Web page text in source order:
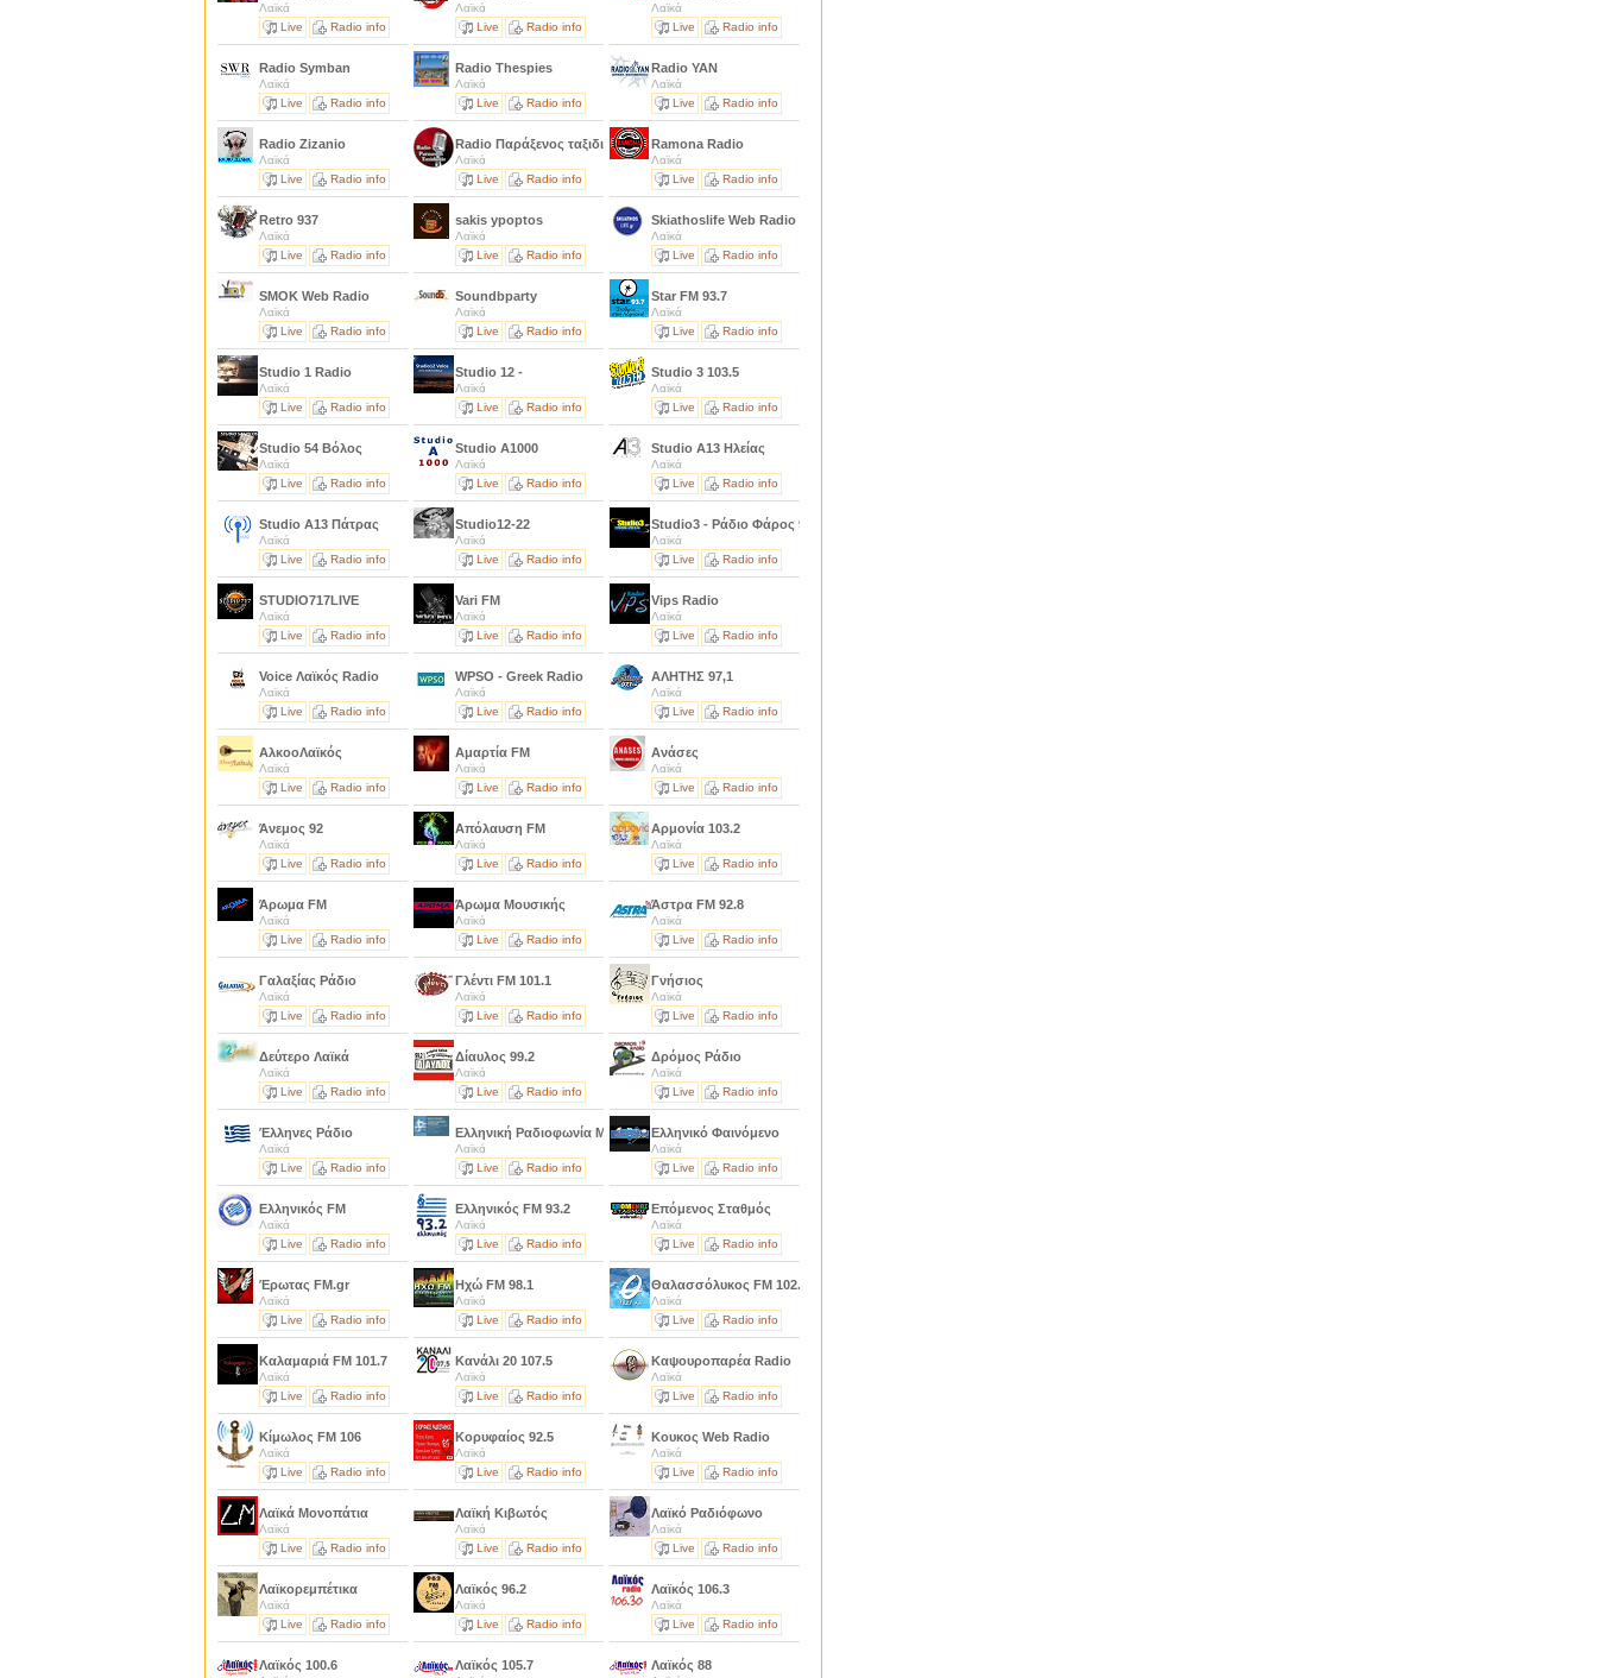
Λαϊκά
Live
Radio info
Λαϊκά
Live
Radio info
Λαϊκά
Live
Radio info
Radio Symban
Λαϊκά
Live
Radio info
Radio Thespies
Λαϊκά
Live
Radio info
Radio YAN
Λαϊκά
Live
Radio info
Radio Zizanio
Λαϊκά
Live
Radio info
Radio Παράξενος ταξιδιώτης
Λαϊκά
Live
Radio info
Ramona Radio
Λαϊκά
Live
Radio info
Retro 937
Λαϊκά
Live
Radio info
sakis ypoptos
Λαϊκά
Live
Radio info
Skiathoslife Web Radio
Λαϊκά
Live
Radio info
SMOK Web Radio
Λαϊκά
Live
Radio info
Soundbparty
Λαϊκά
Live
Radio info
Star FM 93.7
Λαϊκά
Live
Radio info
Studio 1 Radio
Λαϊκά
Live
Radio info
Studio 12 -
Λαϊκά
Live
Radio info
Studio 3 103.5
Λαϊκά
Live
Radio info
Studio 54 Βόλος
Λαϊκά
Live
Radio info
Studio A1000
Λαϊκά
Live
Radio info
Studio A13 Ηλείας
Λαϊκά
Live
Radio info
Studio A13 Πάτρας
Λαϊκά
Live
Radio info
Studio12-22
Λαϊκά
Live
Radio info
Studio3 - Ράδιο Φάρος 92.7
Λαϊκά
Live
Radio info
STUDIO717LIVE
Λαϊκά
Live
Radio info
Vari FM
Λαϊκά
Live
Radio info
Vips Radio
Λαϊκά
Live
Radio info
Voice Λαϊκός Radio
Λαϊκά
Live
Radio info
WPSO - Greek Radio
Λαϊκά
Live
Radio info
ΑΛΗΤΗΣ 97,1
Λαϊκά
Live
Radio info
ΑλκοοΛαϊκός
Λαϊκά
Live
Radio info
Αμαρτία FM
Λαϊκά
Live
Radio info
Ανάσες
Λαϊκά
Live
Radio info
Άνεμος 92
Λαϊκά
Live
Radio info
Απόλαυση FM
Λαϊκά
Live
Radio info
Αρμονία 103.2
Λαϊκά
Live
Radio info
Άρωμα FM
Λαϊκά
Live
Radio info
Άρωμα Μουσικής
Λαϊκά
Live
Radio info
Άστρα FM 92.8
Λαϊκά
Live
Radio info
Γαλαξίας Ράδιο
Λαϊκά
Live
Radio info
Γλέντι FM 101.1
Λαϊκά
Live
Radio info
Γνήσιος
Λαϊκά
Live
Radio info
Δεύτερο Λαϊκά
Λαϊκά
Live
Radio info
Δίαυλος 99.2
Λαϊκά
Live
Radio info
Δρόμος Ράδιο
Λαϊκά
Live
Radio info
Έλληνες Ράδιο
Λαϊκά
Live
Radio info
Ελληνική Ραδιοφωνία Μάνα Ελλάδα
Λαϊκά
Live
Radio info
Ελληνικό Φαινόμενο
Λαϊκά
Live
Radio info
Ελληνικός FM
Λαϊκά
Live
Radio info
Ελληνικός FM 93.2
Λαϊκά
Live
Radio info
Επόμενος Σταθμός
Λαϊκά
Live
Radio info
Έρωτας FM.gr
Λαϊκά
Live
Radio info
Ηχώ FM 98.1
Λαϊκά
Live
Radio info
Θαλασσόλυκος FM 102.1
Λαϊκά
Live
Radio info
Καλαμαριά FM 101.7
Λαϊκά
Live
Radio info
Κανάλι 20 107.5
Λαϊκά
Live
Radio info
Καψουροπαρέα Radio
Λαϊκά
Live
Radio info
Κίμωλος FM 106
Λαϊκά
Live
Radio info
Κορυφαίος 92.5
Λαϊκά
Live
Radio info
Κουκος Web Radio
Λαϊκά
Live
Radio info
Λαϊκά Μονοπάτια
Λαϊκά
Live
Radio info
Λαϊκή Κιβωτός
Λαϊκά
Live
Radio info
Λαϊκό Ραδιόφωνο
Λαϊκά
Live
Radio info
Λαϊκορεμπέτικα
Λαϊκά
Live
Radio info
Λαϊκός 96.2
Λαϊκά
Live
Radio info
Λαϊκός 106.3
Λαϊκά
Live
Radio info
Λαϊκός 100.6 Λαϊκός 105.7 Λαϊκός 88